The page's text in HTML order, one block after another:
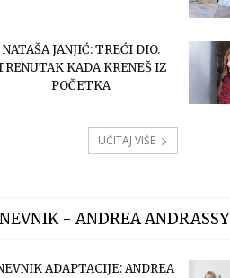
NATAŠA JANJIĆ: TREĆI DIO.
KADA KRENEŠ IZ
POČETKA
UČITAJ VIŠE
- ANDREA ANDRASSY
ADAPTACIJE: ANDREA